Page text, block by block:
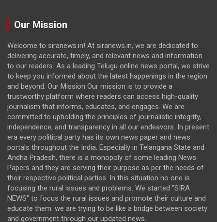
Our Mission
Welcome to siranews.in! At siranews.in, we are dedicated to
delivering accurate, timely, and relevant news and information
to our readers. As a leading Telugu online news portal, we strive
to keep you informed about the latest happenings in the region
and beyond. Our Mission Our mission is to provide a
trustworthy platform where readers can access high-quality
journalism that informs, educates, and engages. We are
committed to upholding the principles of journalistic integrity,
independence, and transparency in all our endeavors. In present
era every political party has its own news paper and news
portals throughout the India. Especially in Telangana State and
Andha Pradesh, there is a monopoly of some leading News
Papers and they are serving their purpose as per the needs of
their respective political parties. In this situation no one is
focusing the rural issues and problems. We started "SIRA
NEWS" to focus the rural issues and promote their culture and
educate them. we are trying to be like a bridge between society
and government through our updated news.